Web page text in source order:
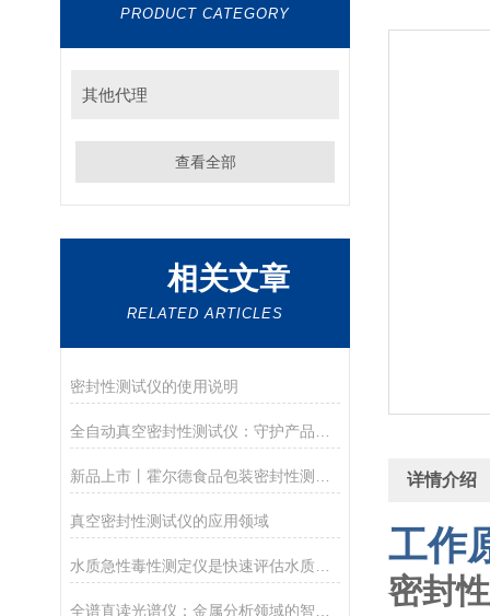
PRODUCT CATEGORY
其他代理
查看全部
相关文章
RELATED ARTICLES
密封性测试仪的使用说明
真空密封性测试仪的应用领域
详情介绍
工作
密封